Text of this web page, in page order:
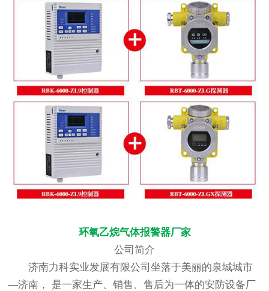
环氧乙烷气体报警器厂家
公司简介
济南力科实业发展有限公司坐落于美丽的泉城城市
—济南， 是一家生产、销售、售后为一体的安防设备厂